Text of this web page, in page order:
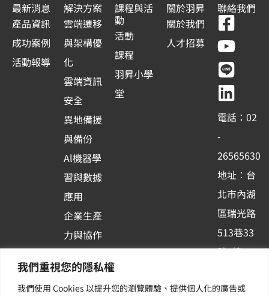
我們重視您的隱私權
我們使用 Cookies 以提升您的瀏覽體驗、提供個人化的廣告或
最新消息
產品資訊
成功案例
活動報導
解決方案
雲端遷移
與架構優
化
雲端資訊
安全
異地備援
與備份
Al機器學
習與數據
應用
企業生產
力與協作
台應用
其他／加
課程與活
動
活動
課程
羽昇小學
堂
關於羽昇
關於我們
人才招募
聯絡我們
F
a
c
e
b
o
o
k
-
s
q
u
a
r
Y
o
u
t
u
b
e
L
i
n
e
L
i
n
k
e
d
i
n
電話：02
-
26565630
地址：台
北市內湖
區瑞光路
513巷33
號6樓
新訊 | 提